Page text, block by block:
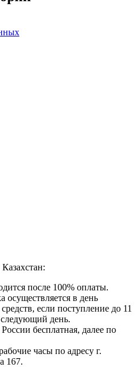
после 100% оплаты.
осуществляется в день
если поступление до 11
день.
бесплатная, далее по
часы по адресу г.
167.